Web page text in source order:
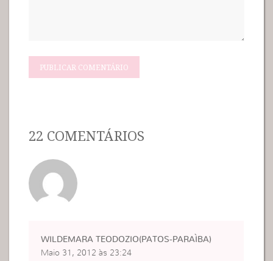
22 COMENTÁRIOS
WILDEMARA TEODOZIO(PATOS-PARAÌBA)
Maio 31, 2012 às 23:24